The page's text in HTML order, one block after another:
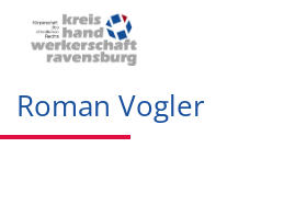
Roman Vogler